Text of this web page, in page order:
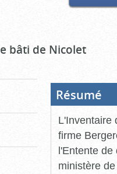
bâti de Nicolet
Résumé
L'Inventaire
firme
l'Entente de
ministère